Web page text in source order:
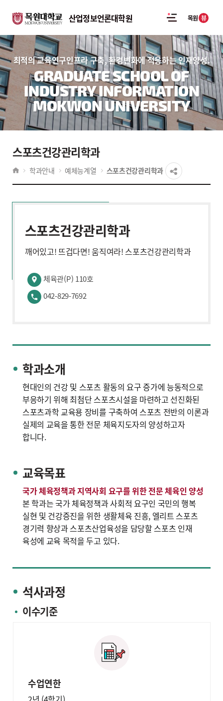
산업정보언론대학원 목원 뷰
최적의 교육연구인프라 구축, 환경변화에 적응하는 인재양성.
GRADUATE SCHOOL OF
INDUSTRY INFORMATION
MOKWON UNIVERSITY
스포츠건강관리학과
학과안내 예체능계열 스포츠건강관리학과
스포츠건강관리학과
깨어있고! 뜨겁다면! 움직여라! 스포츠건강관리학과
체육관(P) 110호
042-829-7692
학과소개
현대인의 건강 및 스포츠 활동의 요구 증가에 능동적으로
부응하기 위해 최첨단 스포츠시설을 마련하고 선진화된
스포츠과학 교육용 장비를 구축하여 스포츠 전반의 이론과
실제의 교육을 통한 전문 체육지도자의 양성하고자
합니다.
교육목표
국가 체육정책과 지역사회 요구를 위한 전문 체육인 양성
본 학과는 국가 체육정책과 사회적 요구인 국민의 행복
실현 및 건강증진을 위한 생활체육 진흥, 엘리트 스포츠
경기력 향상과 스포츠산업육성을 담당할 스포츠 인재
육성에 교육 목적을 두고 있다.
석사과정
이수기준
수업연한